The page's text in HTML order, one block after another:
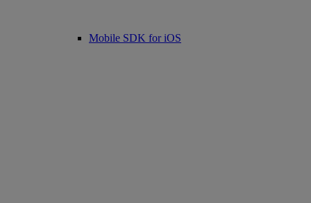
Mobile SDK for iOS